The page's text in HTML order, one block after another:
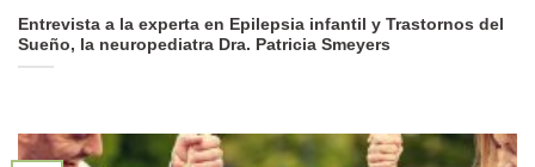
Entrevista a la experta en Epilepsia infantil y Trastornos del
Sueño, la neuropediatra Dra. Patricia Smeyers